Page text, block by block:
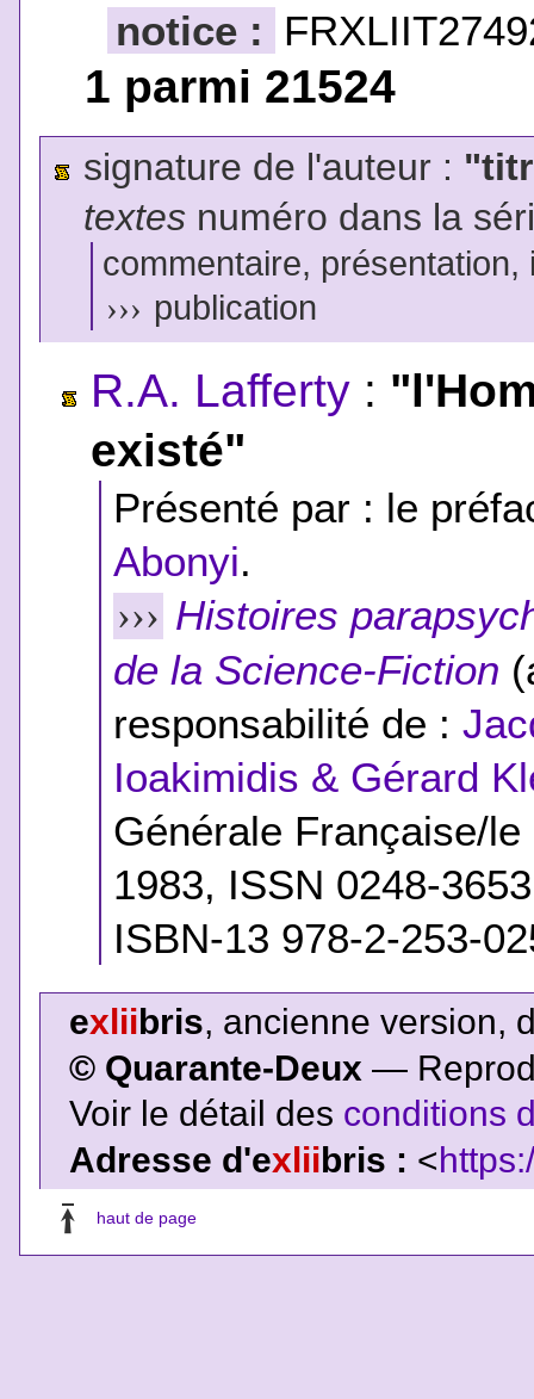
notice :
1 parmi 21524
signature de l'auteur :
textesnuméro dans la
commentaire,
››› publication
R.A. Lafferty :
existé"
Présenté par : le
Abonyi.
››› Histoires
de la Science-Fiction
responsabilité de :
Ioakimidis & Gérard
Générale Française/
1983, ISSN 0248-
ISBN-13 978-2-253-
exliibris, ancienne version,
© Quarante-Deux —
Voir le détail des conditions
Adresse d'exlii bris : <
haut de page